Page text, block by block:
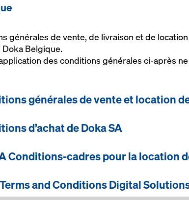
générales de vente, de livraison et de
Belgique.
des conditions générales ci-après
générales de vente et location
d’achat de Doka SA
Conditions-cadres pour la location
and Conditions Digital